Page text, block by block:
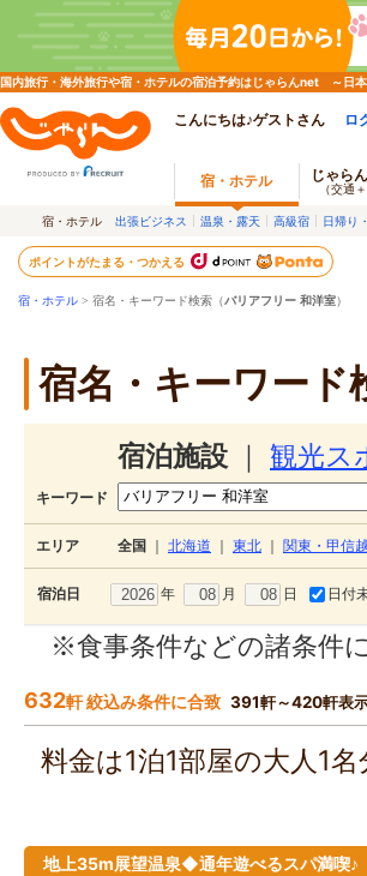
国内旅行・海外旅行や宿・ホテルの宿泊予約はじゃらんnet ～日
こんにちは♪ゲストさん ロ
宿・ホテル じゃら
（交通
宿・ホテル 出張ビジネス 温泉・露天 高級宿 日帰り
ポイントがたまる・つかえる
宿・ホテル > 宿名・キーワード検索（バリアフリー 和洋室）
宿名・キーワード
宿泊施設 観光ス
キーワード
エリア 全国 北海道 東北 関東・甲信越
宿泊日 年 月 日 日付
※食事条件などの諸条件
632軒 絞込み条件に合致 391軒～420軒表
料金は1泊1部屋の大人1
地上35m展望温泉◆通年遊べるスパ満喫♪